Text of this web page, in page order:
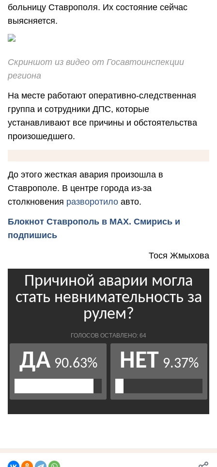
больницу Ставрополя. Их состояние сейчас
выясняется.
Скриншот из видео от Госавтоинспекции
региона
На месте работают оперативно-следственная
группа и сотрудники ДПС, которые
устанавливают все причины и обстоятельства
произошедшего.
До этого жесткая авария произошла в
Ставрополе. В центре города из-за
столкновения разворотило авто.
Блокнот Ставрополь в MAX. Смирись и
подпишись
Тося Жмыхова